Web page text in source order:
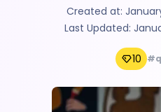
Created at:
Last Updated:
10